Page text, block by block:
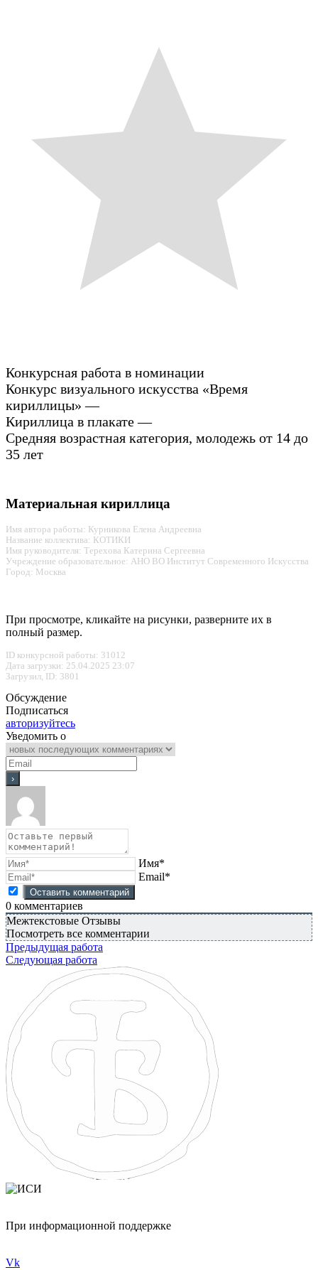
Конкурсная работа в номинации
Конкурс визуального искусства «Время
кириллицы» —
Кириллица в плакате —
Средняя возрастная категория, молодежь от 14 до
35 лет
Материальная кириллица
Имя автора работы: Курникова Елена Андреевна
Название коллектива: КОТИКИ
Имя руководителя: Терехова Катерина Сергеевна
Учреждение образовательное: АНО ВО Институт Современного Искусства
Город: Москва
При просмотре, кликайте на рисунки, разверните их в
полный размер.
ID конкурсной работы: 31012
Дата загрузки: 25.04.2025 23:07
Загрузил, ID: 3801
Обсуждение
Подписаться
авторизуйтесь
Уведомить о
Имя*
Email*
0 комментариев
Межтекстовые Отзывы
Посмотреть все комментарии
Предыдущая работа
Следующая работа
При информационной поддержке
Vk